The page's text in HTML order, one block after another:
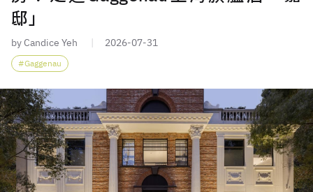
邸」
by Candice Yeh 2026-07-31
Gaggenau